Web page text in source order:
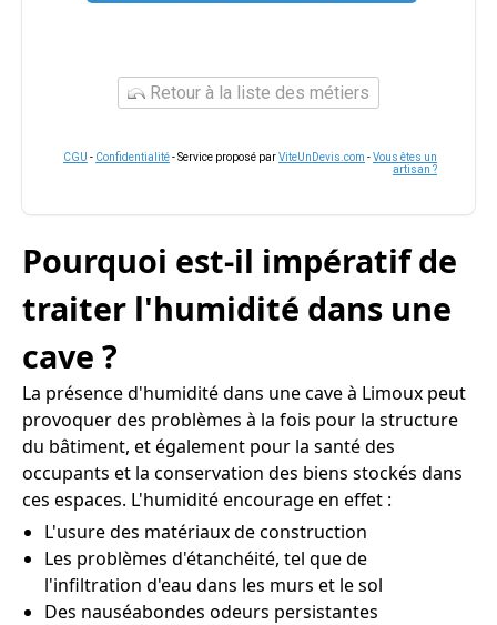
Retour à la liste des métiers
CGU - Confidentialité- Service proposé parViteUnDevis.com -Vous êtes un
artisan ?
Pourquoi est-il impératif de
traiter l'humidité dans une
cave ?
La présence d'humidité dans une cave à Limoux peut
provoquer des problèmes à la fois pour la structure
du bâtiment, et également pour la santé des
occupants et la conservation des biens stockés dans
ces espaces. L'humidité encourage en effet :
L'usure des matériaux de construction
Les problèmes d'étanchéité, tel que de
l'infiltration d'eau dans les murs et le sol
Des nauséabondes odeurs persistantes